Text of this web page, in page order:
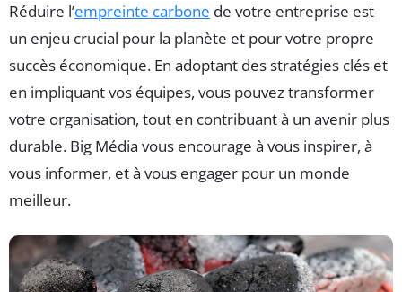
Réduire l’empreinte carbone de votre entreprise est
un enjeu crucial pour la planète et pour votre propre
succès économique. En adoptant des stratégies clés et
en impliquant vos équipes, vous pouvez transformer
votre organisation, tout en contribuant à un avenir plus
durable. Big Média vous encourage à vous inspirer, à
vous informer, et à vous engager pour un monde
meilleur.